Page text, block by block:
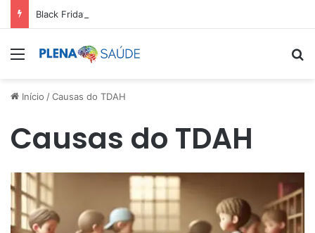
Black Friday: aproveite antes que acabe
Menu
Início /Causas do TDAH
Causas do TDAH